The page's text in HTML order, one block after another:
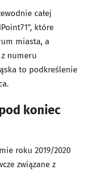
całej
które
miasta, a
numeru
to podkreślenie
koniec
roku 2019/2020
związane z